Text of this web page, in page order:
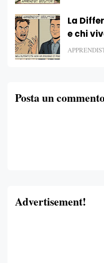
La
e chi
Posta un
Advertisement!